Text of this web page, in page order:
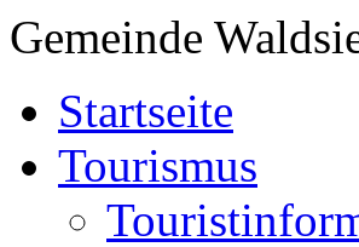
Gemeinde
Startseite
Tourismus